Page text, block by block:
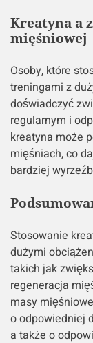
Kreatyna a
mięśniowej
Osoby, które
treningami z
doświadczyć
regularnym i
kreatyna może
mięśniach, co
bardziej
Stosowanie
dużymi
takich jak
regeneracja
masy
o odpowiedniej
a także o